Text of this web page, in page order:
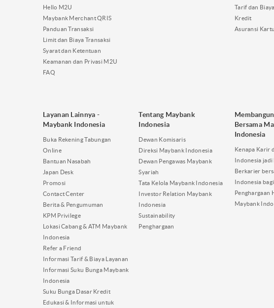
Hello M2U
Maybank Merchant QRIS
Panduan Transaksi
Limit dan Biaya Transaksi
Syarat dan Ketentuan
Keamanan dan Privasi M2U
FAQ
Tarif dan
Kredit
Asuransi
Layanan Lainnya -
Maybank Indonesia
Buka Rekening Tabungan
Online
Bantuan Nasabah
Japan Desk
Promosi
Contact Center
Berita & Pengumuman
KPM Privilege
Lokasi Cabang & ATM Maybank
Indonesia
Refer a Friend
Informasi Tarif & Biaya Layanan
Informasi Suku Bunga Maybank
Indonesia
Suku Bunga Dasar Kredit
Edukasi & Informasi untuk
Tentang Maybank
Indonesia
Dewan Komisaris
Direksi Maybank Indonesia
Dewan Pengawas Maybank
Syariah
Tata Kelola Maybank Indonesia
Investor Relation Maybank
Indonesia
Sustainability
Penghargaan
Bersama
Indonesia
Kenapa Karir
Indonesia jadi
Berkarier
Indonesia
Penghargaan
Maybank